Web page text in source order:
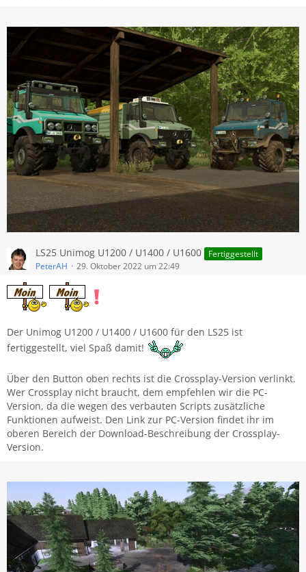
LS25 Unimog U1200 / U1400 / U1600
Fertiggestellt
PeterAH
29. Oktober 2022 um 22:49
Der Unimog U1200 / U1400 / U1600 für den LS25 ist
fertiggestellt, viel Spaß damit!
Über den Button oben rechts ist die Crossplay-Version verlinkt.
Wer Crossplay nicht braucht, dem empfehlen wir die PC-
Version, da die wegen des verbauten Scripts zusätzliche
Funktionen aufweist. Den Link zur PC-Version findet ihr im
oberen Bereich der Download-Beschreibung der Crossplay-
Version.